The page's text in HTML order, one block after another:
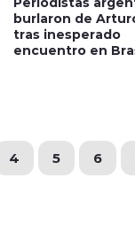
burlaron de
tras inesperado
encuentro en
4 5 6